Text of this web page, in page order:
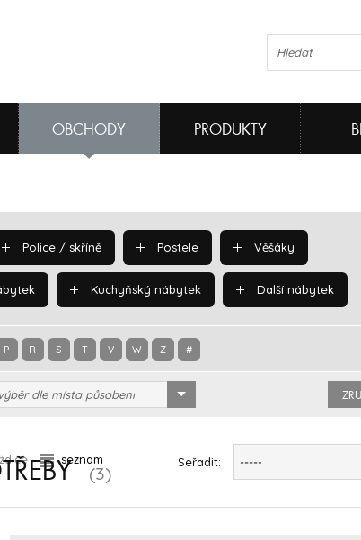
OBCHODY PRODUKTY
Police / skříně Postele Věšáky
Kuchyňský nábytek Další nábytek
P R S T V W Z #
výběr dle místa působení
(3)
seznam Seřadit: -----